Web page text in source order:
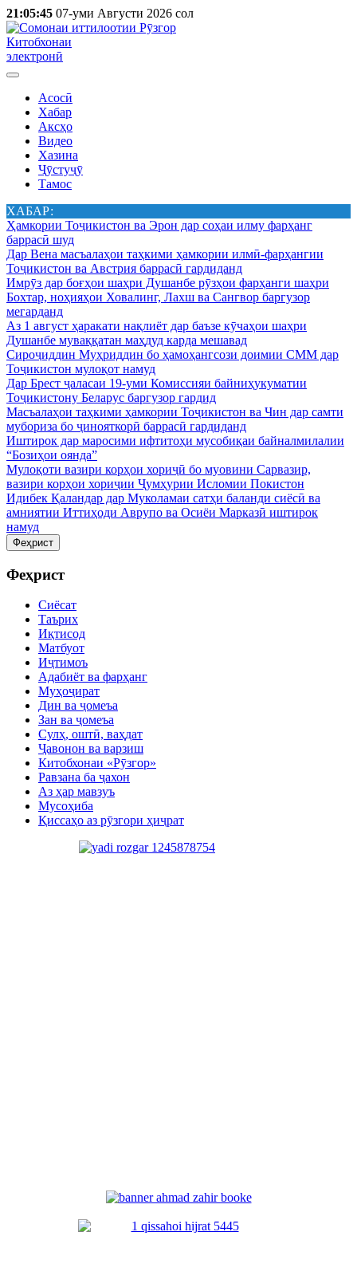
21:05:45 07-уми Августи 2026 сол
Китобхонаи
электронӣ
Асосӣ
Хабар
Аксҳо
Видео
Хазина
Ҷӯстуҷӯ
Тамос
ХАБАР:
Ҳамкории Тоҷикистон ва Эрон дар соҳаи илму фарҳанг
баррасӣ шуд
Дар Вена масъалаҳои таҳкими ҳамкории илмӣ-фарҳангии
Тоҷикистон ва Австрия баррасӣ гардиданд
Имрӯз дар боғҳои шаҳри Душанбе рӯзҳои фарҳанги шаҳри
Бохтар, ноҳияҳои Ховалинг, Лахш ва Сангвор баргузор
мегарданд
Аз 1 август ҳаракати нақлиёт дар баъзе кӯчаҳои шаҳри
Душанбе муваққатан маҳдуд карда мешавад
Сироҷиддин Муҳриддин бо ҳамоҳангсози доимии СММ дар
Тоҷикистон мулоқот намуд
Дар Брест ҷаласаи 19-уми Комиссияи байниҳукуматии
Тоҷикистону Беларус баргузор гардид
Масъалаҳои таҳкими ҳамкории Тоҷикистон ва Чин дар самти
мубориза бо ҷинояткорӣ баррасӣ гардиданд
Иштирок дар маросими ифтитоҳи мусобиқаи байналмилалии
“Бозиҳои оянда”
Мулоқоти вазири корҳои хориҷӣ бо муовини Сарвазир,
вазири корҳои хориҷии Ҷумҳурии Исломии Покистон
Идибек Қаландар дар Муколамаи сатҳи баланди сиёсӣ ва
амниятии Иттиҳоди Аврупо ва Осиёи Марказӣ иштирок
намуд
Феҳрист
Феҳрист
Сиёсат
Таърих
Иқтисод
Матбуот
Иҷтимоъ
Адабиёт ва фарҳанг
Муҳоҷират
Дин ва ҷомеъа
Зан ва ҷомеъа
Сулҳ, оштӣ, ваҳдат
Ҷавонон ва варзиш
Китобхонаи «Рӯзгор»
Равзана ба ҷахон
Аз ҳар мавзуъ
Мусоҳиба
Қиссаҳо аз рӯзгори ҳиҷрат